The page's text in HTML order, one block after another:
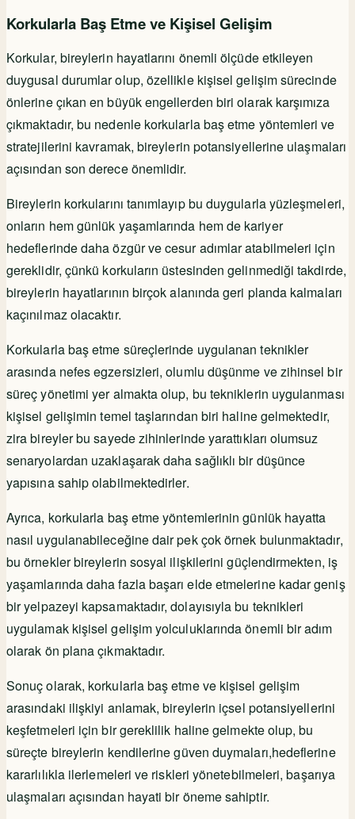
Korkularla Baş Etme ve Kişisel Gelişim
Korkular, bireylerin hayatlarını önemli ölçüde etkileyen
duygusal durumlar olup, özellikle kişisel gelişim sürecinde
önlerine çıkan en büyük engellerden biri olarak karşımıza
çıkmaktadır, bu nedenle korkularla baş etme yöntemleri ve
stratejilerini kavramak, bireylerin potansiyellerine ulaşmaları
açısından son derece önemlidir.
Bireylerin korkularını tanımlayıp bu duygularla yüzleşmeleri,
onların hem günlük yaşamlarında hem de kariyer
hedeflerinde daha özgür ve cesur adımlar atabilmeleri için
gereklidir, çünkü korkuların üstesinden gelinmediği takdirde,
bireylerin hayatlarının birçok alanında geri planda kalmaları
kaçınılmaz olacaktır.
Korkularla baş etme süreçlerinde uygulanan teknikler
arasında nefes egzersizleri, olumlu düşünme ve zihinsel bir
süreç yönetimi yer almakta olup, bu tekniklerin uygulanması
kişisel gelişimin temel taşlarından biri haline gelmektedir,
zira bireyler bu sayede zihinlerinde yarattıkları olumsuz
senaryolardan uzaklaşarak daha sağlıklı bir düşünce
yapısına sahip olabilmektedirler.
Ayrıca, korkularla baş etme yöntemlerinin günlük hayatta
nasıl uygulanabileceğine dair pek çok örnek bulunmaktadır,
bu örnekler bireylerin sosyal ilişkilerini güçlendirmekten, iş
yaşamlarında daha fazla başarı elde etmelerine kadar geniş
bir yelpazeyi kapsamaktadır, dolayısıyla bu teknikleri
uygulamak kişisel gelişim yolculuklarında önemli bir adım
olarak ön plana çıkmaktadır.
Sonuç olarak, korkularla baş etme ve kişisel gelişim
arasındaki ilişkiyi anlamak, bireylerin içsel potansiyellerini
keşfetmeleri için bir gereklilik haline gelmekte olup, bu
süreçte bireylerin kendilerine güven duymaları,hedeflerine
kararlılıkla ilerlemeleri ve riskleri yönetebilmeleri, başarıya
ulaşmaları açısından hayati bir öneme sahiptir.